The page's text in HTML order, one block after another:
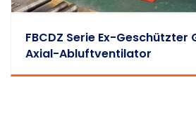
FBCDZ Serie Ex-Geschützter
Axial-Abluftventilator